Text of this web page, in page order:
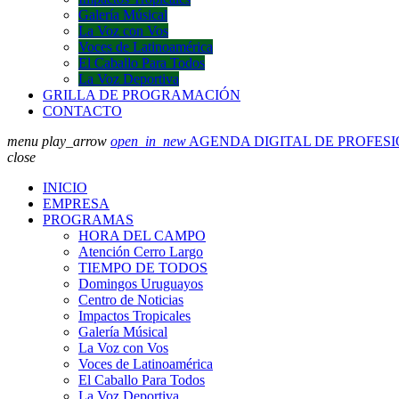
Galería Músical
La Voz con Vos
Voces de Latinoamérica
El Caballo Para Todos
La Voz Deportiva
GRILLA DE PROGRAMACIÓN
CONTACTO
menu play_arrow open_in_new AGENDA DIGITAL DE
close
INICIO
EMPRESA
PROGRAMAS
HORA DEL CAMPO
Atención Cerro Largo
TIEMPO DE TODOS
Domingos Uruguayos
Centro de Noticias
Impactos Tropicales
Galería Músical
La Voz con Vos
Voces de Latinoamérica
El Caballo Para Todos